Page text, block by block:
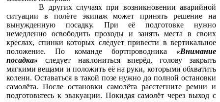
В других случаях при возникновении аварийной
ситуации в полёте экипаж может принять решение на
вынужденную посадку. При её подготовке нужно
немедленно освободить проходы и занять места в своих
креслах, спинки которых следует привести в вертикальное
положение. По команде бортпроводника «Внимание
посадка» следует наклониться вперёд, голову закрыть
мягкими вещами и положить её на руки, которыми обхватить
колени. Оставаться в такой позе нужно до полной остановки
самолёта. После остановки самолёта расстегните ремни и
подготовьтесь к эвакуации. Покидая самолёт через выход с